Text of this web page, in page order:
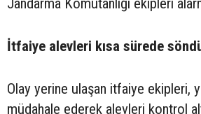
İtfaiye alevleri kısa sürede
Olay yerine ulaşan itfaiye ekipleri,
müdahale ederek alevleri kontrol